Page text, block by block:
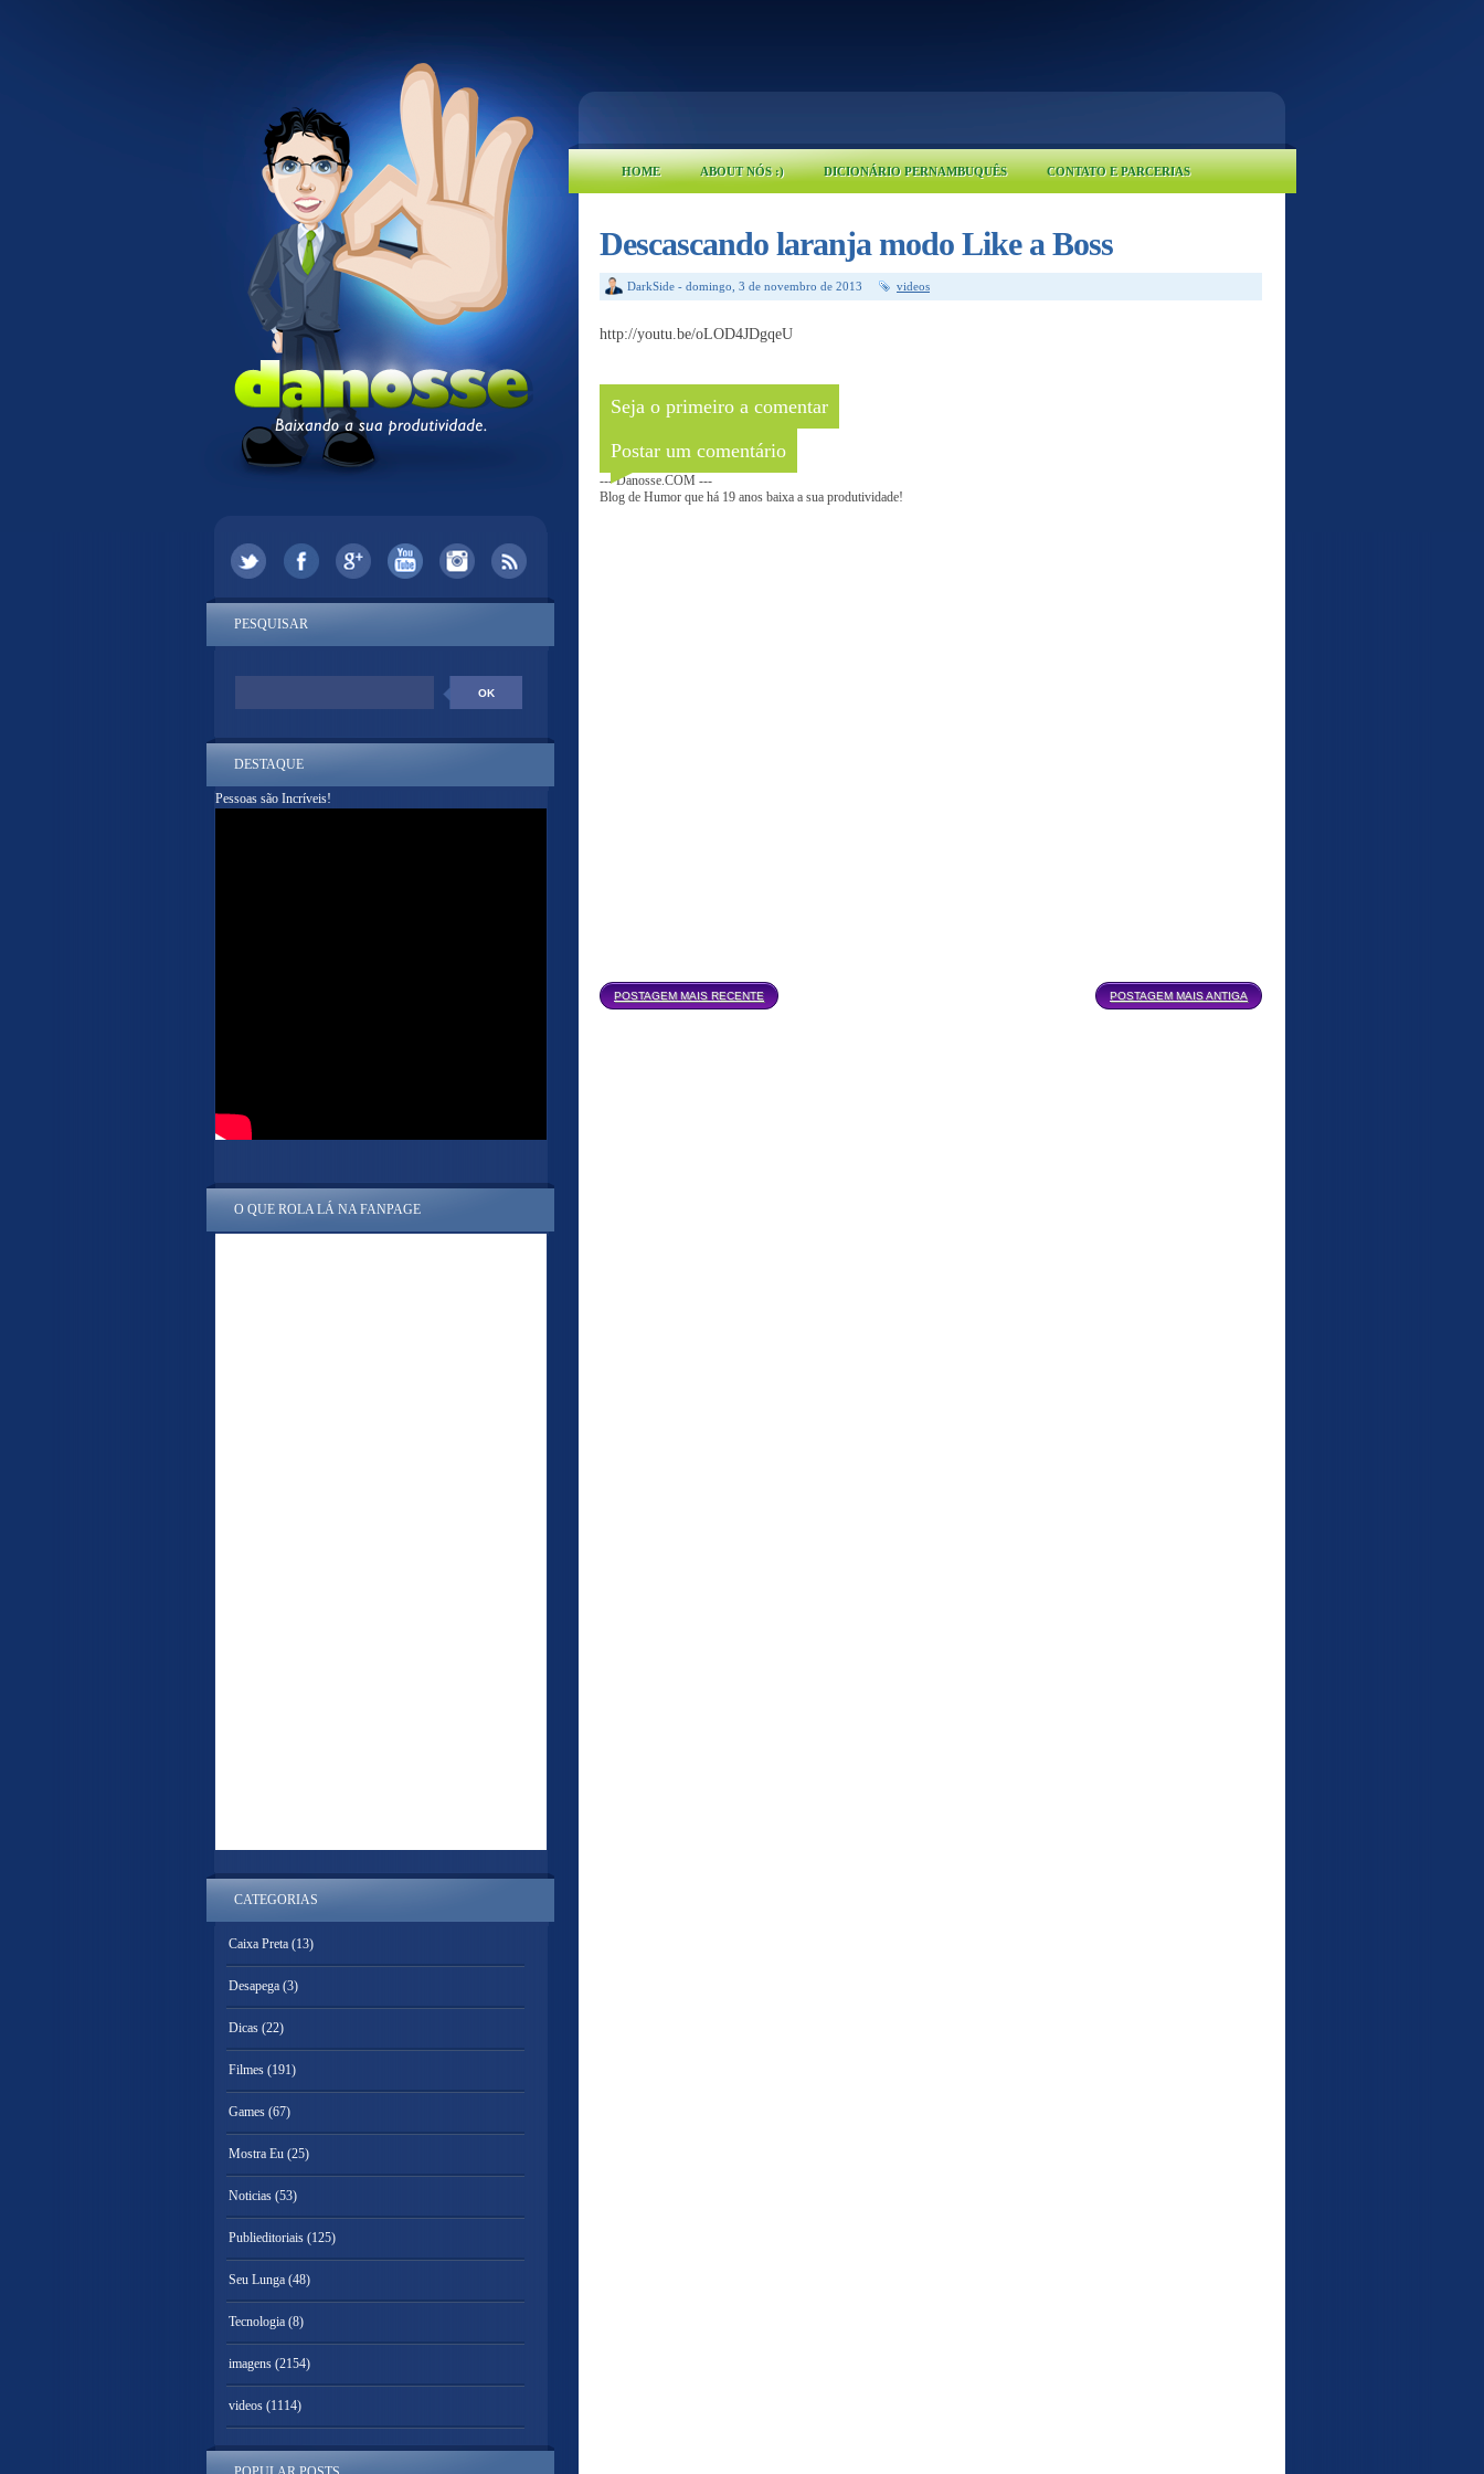
HOME ABOUT NÓS :) DICIONÁRIO PERNAMBUQUÊS CONTATO E PARCERIAS
Descascando laranja modo Like a Boss
DarkSide - domingo, 3 de novembro de 2013 videos
http://youtu.be/oLOD4JDgqeU
Seja o primeiro a comentar
Postar um comentário
--- Danosse.COM ---
Blog de Humor que há 19 anos baixa a sua produtividade!
POSTAGEM MAIS RECENTE POSTAGEM MAIS ANTIGA
PESQUISAR
DESTAQUE
Pessoas são Incríveis!
O QUE ROLA LÁ NA FANPAGE
CATEGORIAS
Caixa Preta (13)
Desapega (3)
Dicas (22)
Filmes (191)
Games (67)
Mostra Eu (25)
Noticias (53)
Publieditoriais (125)
Seu Lunga (48)
Tecnologia (8)
imagens (2154)
videos (1114)